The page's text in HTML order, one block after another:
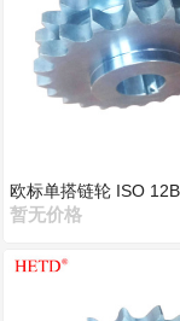
欧标单搭链轮 ISO
暂无价格